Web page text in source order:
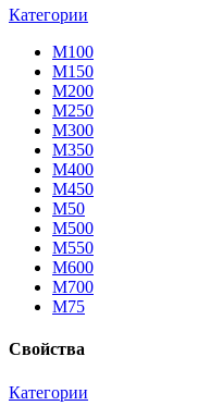
Категории
М100
М150
М200
М250
М300
М350
М400
М450
М50
М500
М550
М600
М700
М75
Свойства
Категории